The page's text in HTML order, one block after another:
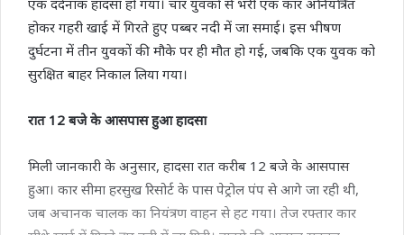
एक दर्दनाक हादसा हो गया। चार युवकों से भरी एक कार अनियंत्रित
होकर गहरी खाई में गिरते हुए पब्बर नदी में जा समाई। इस भीषण
दुर्घटना में तीन युवकों की मौके पर ही मौत हो गई, जबकि एक युवक को
सुरक्षित बाहर निकाल लिया गया।
रात 12 बजे के आसपास हुआ हादसा
मिली जानकारी के अनुसार, हादसा रात करीब 12 बजे के आसपास
हुआ। कार सीमा हरसुख रिसोर्ट के पास पेट्रोल पंप से आगे जा रही थी,
जब अचानक चालक का नियंत्रण वाहन से हट गया। तेज रफ्तार कार